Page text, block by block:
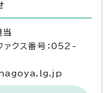
当
クス番号：052-